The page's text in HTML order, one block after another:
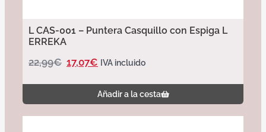
L CAS-001 – Puntera Casquillo con Espiga L
ERREKA
22,99€ 17,07€ IVA incluido
Añadir a la cesta